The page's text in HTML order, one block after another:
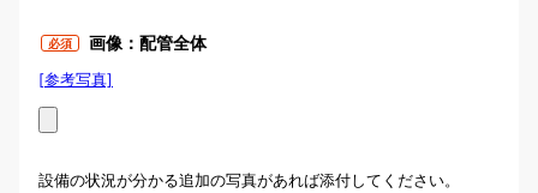
必須 画像：配管全体
[参考写真]
設備の状況が分かる追加の写真があれば添付してください。